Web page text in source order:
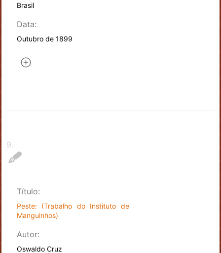
Brasil
Data:
Outubro de 1899
9.
Título:
Peste: (Trabalho do Instituto de
Manguinhos)
Autor:
Oswaldo Cruz